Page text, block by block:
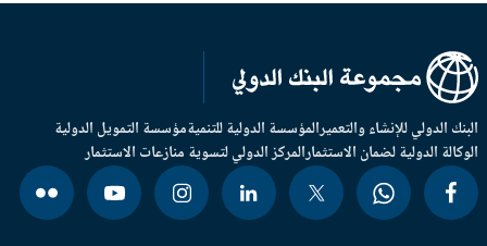
الدولي للإنشاء والتعميرالمؤسسة الدولية للتنميةمؤسسة التمويل الدولية
الدولية لضمان الاستثمارالمركز الدولي لتسوية منازعات الاستثمار